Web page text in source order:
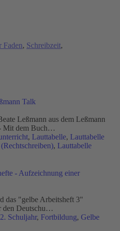
Faden, Schreibzeit,
Talk
Leßmann aus dem Leßmann
Mit dem Buch…
, Lauttabelle, Lauttabelle
, Lauttabelle
- Aufzeichnung einer
das "gelbe Arbeitsheft 3"
den Deutschu…
Schuljahr, Fortbildung, Gelbe